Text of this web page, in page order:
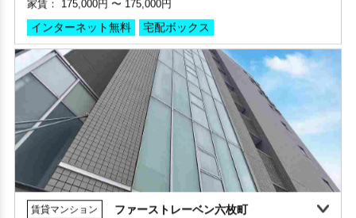
敷金 - ・礼金 -
保証人不要・代行 インターネット無料
インターネット無料 宅配ボックス
360°案内
賃貸マンション ファーストレーベン六枚町